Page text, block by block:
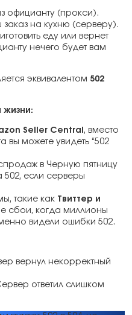
официанту (прокси).
на кухню (серверу).
еду или вернет
нечего будет вам
эквивалентом 502
жизни:
Seller Central , вместо
вы можете увидеть “502
в Черную пятницу
502, если серверы
такие как Твиттер и
сбои, когда миллионы
видели ошибки 502.
вернул некорректный
ответил слишком